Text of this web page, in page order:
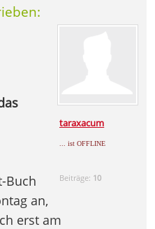
taraxacum
... ist OFFLINE
Beiträge: 10
Buch
an,
erst am